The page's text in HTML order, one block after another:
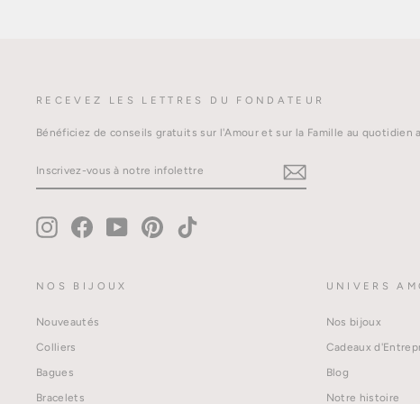
RECEVEZ LES LETTRES DU FONDATEUR
Bénéficiez de conseils gratuits sur l'Amour et sur la Famille au quotidien
VOUS
InstagramFacebookYouTube Pinterest
NOS BIJOUX
Nouveautés
Colliers
Bagues
Bracelets
UNIVERS
Nos bijoux
Cadeaux
Blog
Notre histoire